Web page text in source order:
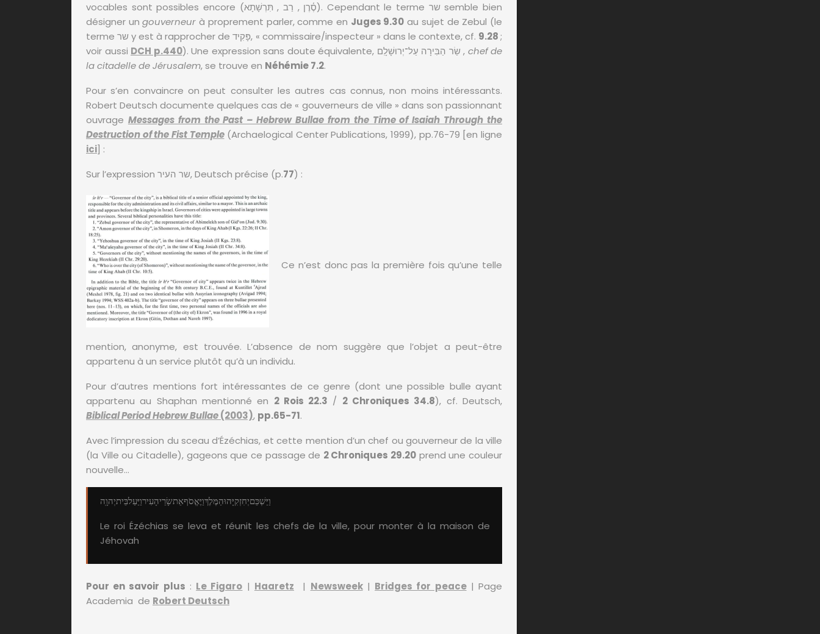
vocables sont possibles encore (סֶ֫רֶן , רַב , תִּרְשָׁתָא). Cependant le terme שר semble bien
désigner ungouverneur à proprement parler, comme en Juges 9.30 au sujet de Zebul (le
terme שר y est à rapprocher de פָּקִיד, « commissaire/inspecteur » dans le contexte, cf. 9.28;
voir aussi DCH p.440 ). Une expression sans doute équivalente, שַׂר הַבִּירָה עַל־יְרוּשָׁלִָם , chef de
la citadelle de Jérusalem, se trouve en Néhémie 7.2.
Pour s’en convaincre on peut consulter les autres cas connus, non moins intéressants.
Robert Deutsch documente quelques cas de « gouverneurs de ville » dans son passionnant
ouvrage Messages from the Past – Hebrew Bullae from the Time of Isaiah Through the
Destruction of the Fist Temple(Archaelogical Center Publications, 1999), pp.76-79 [en ligne
ici] :
Sur l’expression שר העיר, Deutsch précise (p.77) :
Ce n’est donc pas la première fois qu’une telle
mention, anonyme, est trouvée. L’absence de nom suggère que l’objet a peut-être
appartenu à un service plutôt qu’à un individu.
Pour d’autres mentions fort intéressantes de ce genre (dont une possible bulle ayant
appartenu au Shaphan mentionné en 2 Rois 22.3 / 2 Chroniques 34.8), cf. Deutsch,
Biblical Period Hebrew Bullae(2003), pp.65-71.
Avec l’impression du sceau d’Ézéchias, et cette mention d’un chef ou gouverneur de la ville
(la Ville ou Citadelle), gageons que ce passage de 2 Chroniques 29.20 prend une couleur
nouvelle…
וַיַּשְׁכֵּםיְחִזְקִיָּהוּהַמֶּלֶךְוַיֶּאֱסֹףאֵתשָׂרֵיהָעִירוַיַּעַלבֵּיתיְהוָֽה
Le roi Ézéchias se leva et réunit les chefs de la ville, pour monter à la maison de
Jéhovah
Pour en savoir plus : Le Figaro | Haaretz | Newsweek| Bridges for peace| Page
Academia de Robert Deutsch